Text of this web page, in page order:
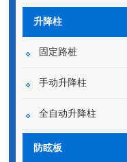
升降柱
固定路桩
手动升降柱
全自动升降柱
防眩板